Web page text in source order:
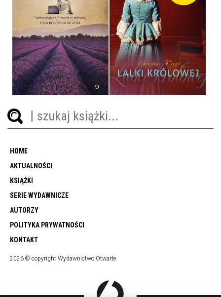
LAWENDOWY POKÓJ
NINA GEORGE
OPRAWA MIĘKKA
34,90 ZŁ
LALKI KRÓLOWEJ
CHRISTINE TRENT
POCKET
14,90 ZŁ
HOME
AKTUALNOŚCI
KSIĄŻKI
SERIE WYDAWNICZE
AUTORZY
POLITYKA PRYWATNOŚCI
KONTAKT
2026 © copyright Wydawnictwo Otwarte